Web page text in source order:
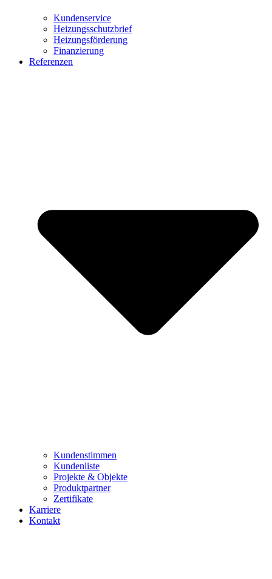
Kundenservice
Heizungsschutzbrief
Heizungsförderung
Finanzierung
Referenzen
Kundenstimmen
Kundenliste
Projekte & Objekte
Produktpartner
Zertifikate
Karriere
Kontakt